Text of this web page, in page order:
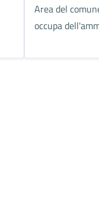
Area del
occupa